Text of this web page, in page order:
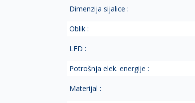
Dimenzija sijalice :
Oblik :
LED :
Potrošnja elek. energije :
Materijal :